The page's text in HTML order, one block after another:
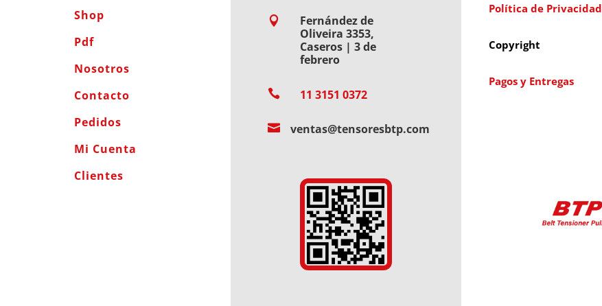
Shop
Pdf
Nosotros
Contacto
Pedidos
Mi Cuenta
Clientes

Fernández de
Oliveira 3353,
Caseros | 3 de
febrero
 11 3151 0372
 ventas@tensoresbtp.com
Política de Privacidad
Copyright
Pagos y Entregas